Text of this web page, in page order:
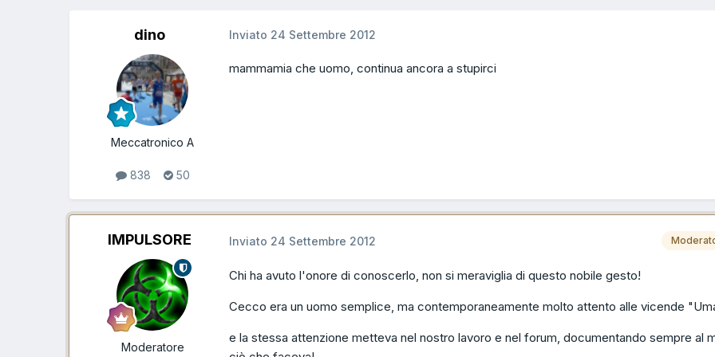
dino
Meccatronico A
838 50
Inviato 24 Settembre 2012
mammamia che uomo, continua ancora a stupirci
IMPULSORE
Moderatore
Inviato 24 Settembre 2012
Chi ha avuto l'onore di conoscerlo, non si meraviglia di questo nobile gesto!
Cecco era un uomo semplice, ma contemporaneamente molto attento alle vicende
e la stessa attenzione metteva nel nostro lavoro e nel forum, documentando sempre al